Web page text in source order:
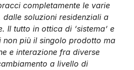
completamente le varie
soluzioni residenziali a
Il tutto in ottica di ‘sistema’ e
non più il singolo prodotto ma
e interazione fra diverse
a livello di